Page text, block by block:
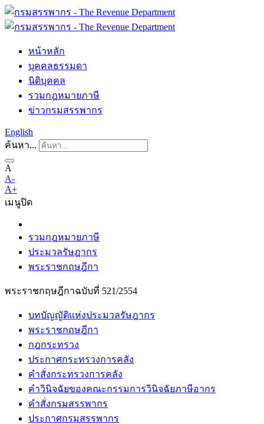
หน้าหลัก
บุคคลธรรมดา
นิติบุคคล
รวมกฎหมายภาษี
ข่าวกรมสรรพากร
English
ค้นหา...
A
A-
A+
เมนูปิด
รวมกฎหมายภาษี
ประมวลรัษฎากร
พระราชกฤษฎีกา
พระราชกฤษฎีกาฉบับที่ 521/2554
บทบัญญัติแห่งประมวลรัษฎากร
พระราชกฤษฎีกา
กฎกระทรวง
ประกาศกระทรวงการคลัง
คำสั่งกระทรวงการคลัง
คำวินิจฉัยของคณะกรรมการวินิจฉัยภาษีอากร
คำสั่งกรมสรรพากร
ประกาศกรมสรรพากร